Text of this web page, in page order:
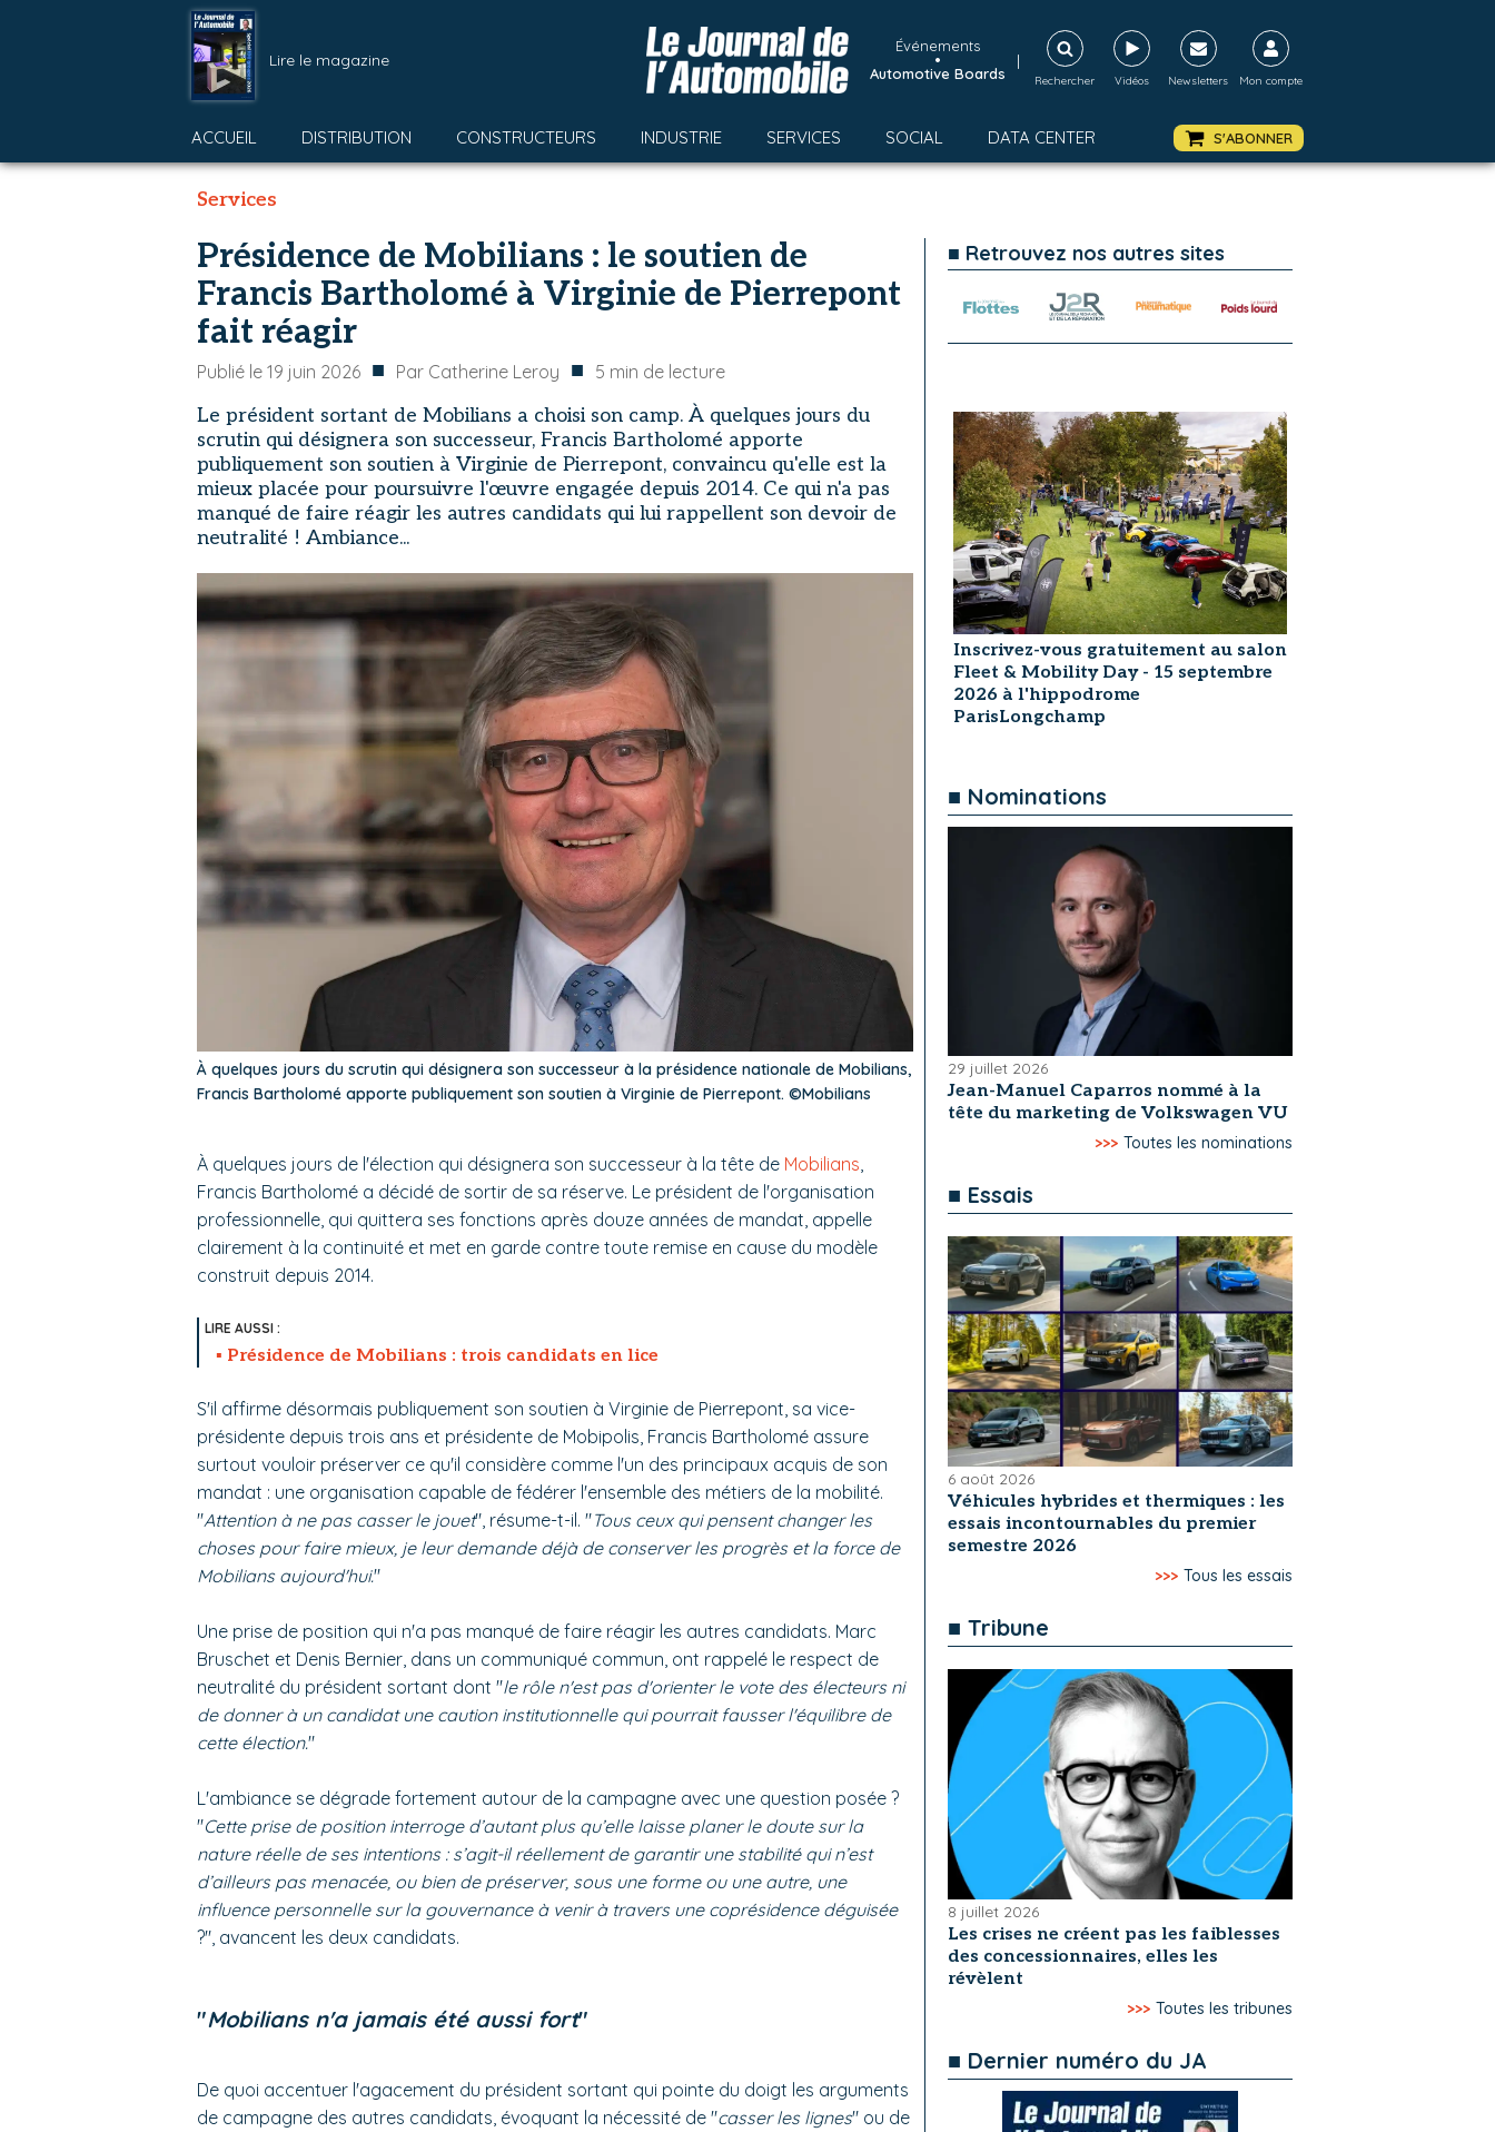
Lire le magazine
Événements
•
Automotive Boards
|
Rechercher Vidéos Newsletters Mon compte
ACCUEIL DISTRIBUTION CONSTRUCTEURS INDUSTRIE SERVICES SOCIAL DATA CENTER S'ABONNER
Services
Présidence de Mobilians : le soutien de
Francis Bartholomé à Virginie de Pierrepont
fait réagir
Publié le 19 juin 2026 ■ Par Catherine Leroy ■ 5 min de lecture
Le président sortant de Mobilians a choisi son camp. À quelques jours du
scrutin qui désignera son successeur, Francis Bartholomé apporte
publiquement son soutien à Virginie de Pierrepont, convaincu qu'elle est la
mieux placée pour poursuivre l'œuvre engagée depuis 2014. Ce qui n'a pas
manqué de faire réagir les autres candidats qui lui rappellent son devoir de
neutralité ! Ambiance...
À quelques jours du scrutin qui désignera son successeur à la présidence nationale de Mobilians,
Francis Bartholomé apporte publiquement son soutien à Virginie de Pierrepont. ©Mobilians
À quelques jours de l'élection qui désignera son successeur à la tête de Mobilians
Francis Bartholomé a décidé de sortir de sa réserve. Le président de l'organisation
professionnelle, qui quittera ses fonctions après douze années de mandat, appelle
clairement à la continuité et met en garde contre toute remise en cause du modèle
construit depuis 2014.
Présidence de Mobilians : trois candidats en lice
S'il affirme désormais publiquement son soutien à Virginie de Pierrepont, sa vice-
présidente depuis trois ans et présidente de Mobipolis, Francis Bartholomé assure
surtout vouloir préserver ce qu'il considère comme l'un des principaux acquis de son
mandat : une organisation capable de fédérer l'ensemble des métiers de la mobilité.
"Attention à ne pas casser le jouet", résume-t-il. "Tous ceux qui pensent changer les
choses pour faire mieux, je leur demande déjà de conserver les progrès et la force de
Mobilians aujourd'hui."
Une prise de position qui n'a pas manqué de faire réagir les autres candidats. Marc
Bruschet et Denis Bernier, dans un communiqué commun, ont rappelé le respect de
neutralité du président sortant dont "le rôle n'est pas d'orienter le vote des électeurs ni
de donner à un candidat une caution institutionnelle qui pourrait fausser l'équilibre de
cette élection."
L'ambiance se dégrade fortement autour de la campagne avec une question posée ?
"Cette prise de position interroge d’autant plus qu’elle laisse planer le doute sur la
nature réelle de ses intentions : s’agit-il réellement de garantir une stabilité qui n’est
d’ailleurs pas menacée, ou bien de préserver, sous une forme ou une autre, une
influence personnelle sur la gouvernance à venir à travers une coprésidence déguisée
?", avancent les deux candidats.
"Mobilians n'a jamais été aussi fort"
De quoi accentuer l'agacement du président sortant qui pointe du doigt les arguments
de campagne des autres candidats, évoquant la nécessité de "casser les lignes" ou de
■ Retrouvez nos autres sites
Inscrivez-vous gratuitement au salon
Fleet & Mobility Day - 15 septembre
2026 à l'hippodrome
ParisLongchamp
■ Nominations
29 juillet 2026
Jean-Manuel Caparros nommé à la
tête du marketing de Volkswagen VU
>>> Toutes les nominations
■ Essais
6 août 2026
Véhicules hybrides et thermiques : les
essais incontournables du premier
semestre 2026
>>> Tous les essais
■ Tribune
8 juillet 2026
Les crises ne créent pas les faiblesses
des concessionnaires, elles les
révèlent
>>> Toutes les tribunes
■ Dernier numéro du JA